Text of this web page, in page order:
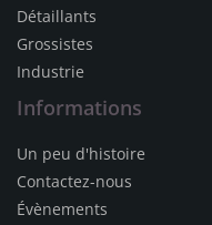
Détaillants
Grossistes
Industrie
Informations
Un peu d'histoire
Contactez-nous
Évènements